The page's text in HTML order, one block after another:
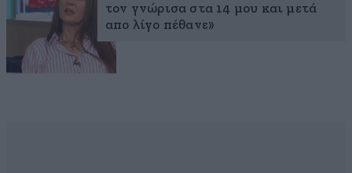
τον γνώρισα στα 14 μου και μετά
απο λίγο πέθανε»